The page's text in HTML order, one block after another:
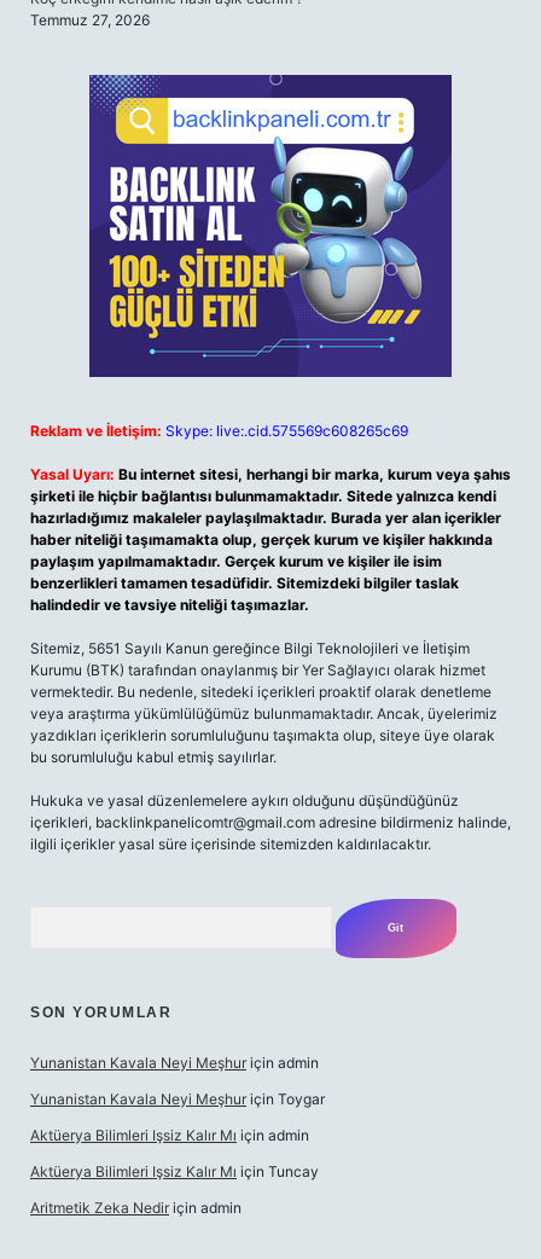
Temmuz 27, 2026
Reklam ve İletişim: Skype: live:.cid.575569c608265c69
Yasal Uyarı: Bu internet sitesi, herhangi bir marka, kurum veya şahıs
şirketi ile hiçbir bağlantısı bulunmamaktadır. Sitede yalnızca kendi
hazırladığımız makaleler paylaşılmaktadır. Burada yer alan içerikler
haber niteliği taşımamakta olup, gerçek kurum ve kişiler hakkında
paylaşım yapılmamaktadır. Gerçek kurum ve kişiler ile isim
benzerlikleri tamamen tesadüfidir. Sitemizdeki bilgiler taslak
halindedir ve tavsiye niteliği taşımazlar.
Sitemiz, 5651 Sayılı Kanun gereğince Bilgi Teknolojileri ve İletişim
Kurumu (BTK) tarafından onaylanmış bir Yer Sağlayıcı olarak hizmet
vermektedir. Bu nedenle, sitedeki içerikleri proaktif olarak denetleme
veya araştırma yükümlülüğümüz bulunmamaktadır. Ancak, üyelerimiz
yazdıkları içeriklerin sorumluluğunu taşımakta olup, siteye üye olarak
bu sorumluluğu kabul etmiş sayılırlar.
Hukuka ve yasal düzenlemelere aykırı olduğunu düşündüğünüz
içerikleri, backlinkpanelicomtr@gmail.com adresine bildirmeniz halinde,
ilgili içerikler yasal süre içerisinde sitemizden kaldırılacaktır.
SON YORUMLAR
Yunanistan Kavala Neyi Meşhur için admin
Yunanistan Kavala Neyi Meşhur için Toygar
Aktüerya Bilimleri Işsiz Kalır Mı için admin
Aktüerya Bilimleri Işsiz Kalır Mı için Tuncay
Aritmetik Zeka Nedir için admin